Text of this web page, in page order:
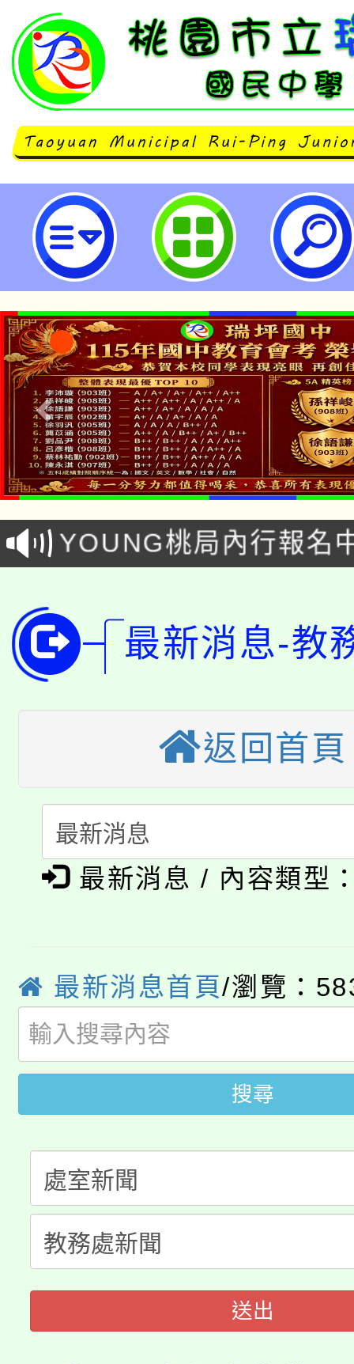
國立陽明交通大學辦理「第二十期
畫」-桃園市立瑞坪國民中學
「本色祭」8/29、30在
場熱烈登場!
8/21下午1時於龍潭區
徵才活動。
YOUNG桃局內行報名
局官網。
8月14至27日，桃園電
開!
115年桃園市運動會8/
田徑場及游泳池舉行。
桃園市低收入戶享有免
半價優惠，詳情可洽有
者。
份教師增能研習
大溪自造教育及科技
份教師研習
淨零綠生活教案入校路
會
115年食農教育專業人
程
「本色祭」8/29、30在
場熱烈登場!
8/21下午1時於龍潭區
局官網。
開!
115年桃園市運動會8/
田徑場及游泳池舉行。
桃園市低收入戶享有免
視費優惠，中低收入戶
者。
大園自造教育及科技中
大溪自造教育及科技中
份教師研習
淨零綠生活教案入校路
會
115年食農教育專業人
程
最新消息-教
返回首頁
最新消息 / 內容類型
最新消息首頁/瀏覽：
搜尋
送出